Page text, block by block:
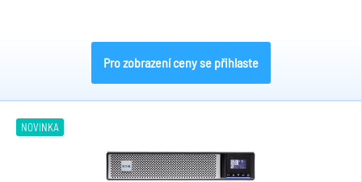
Pro zobrazení ceny se přihlaste
NOVINKA